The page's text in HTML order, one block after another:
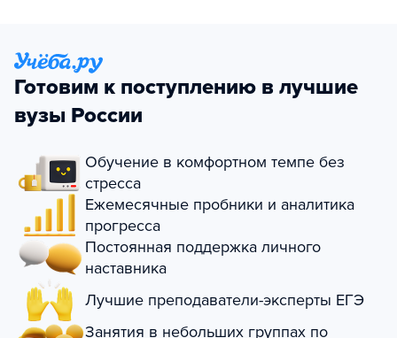
Готовим к поступлению в лучшие
вузы России
Обучение в комфортном темпе без
стресса
Ежемесячные пробники и аналитика
прогресса
Постоянная поддержка личного
наставника
Лучшие преподаватели-эксперты ЕГЭ
Занятия в небольших группах по